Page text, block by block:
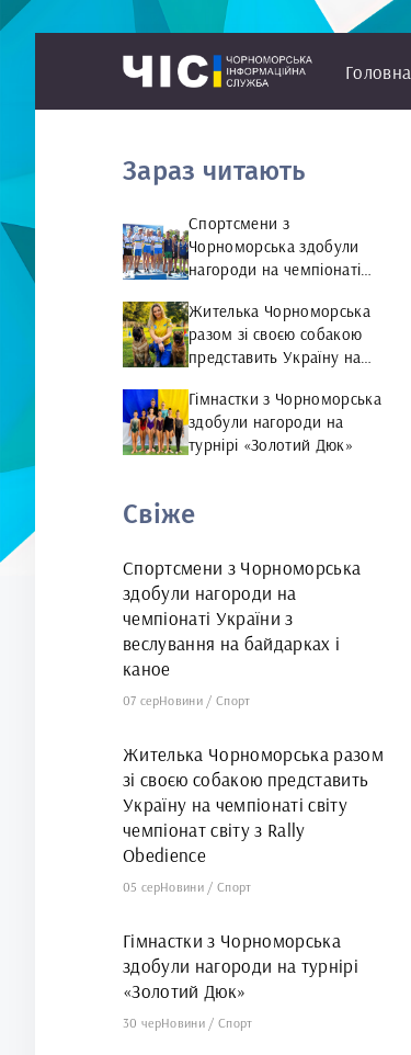
Головна
Зараз читають
Спортсмени з
Чорноморська здобули
нагороди на чемпіонаті
байдарках і каное
Жителька Чорноморська
разом зі своєю собакою
представить Україну на
світу з Rally Obedience
Гімнастки з Чорноморська
здобули нагороди на
турнірі «Золотий Дюк»
Свіже
Спортсмени з Чорноморська
здобули нагороди на
чемпіонаті України з
веслування на байдарках і
каное
07 серНовини /Спорт
Жителька Чорноморська разом
зі своєю собакою представить
Україну на чемпіонаті світу
чемпіонат світу з Rally
Obedience
05 серНовини /Спорт
Гімнастки з Чорноморська
здобули нагороди на турнірі
«Золотий Дюк»
30 черНовини /Спорт